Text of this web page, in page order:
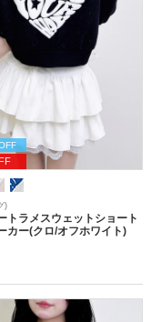
)
トラメスウェットショート
カー(クロ/オフホワイト)